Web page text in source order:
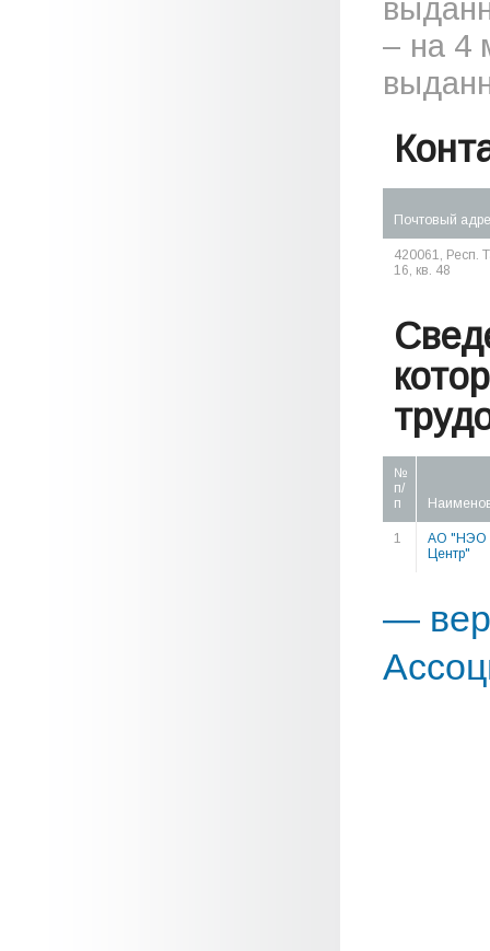
– на 4
Почтовый
420061, Респ.
16, кв. 48
№
п/
п
1
АО "НЭО
Центр"
—